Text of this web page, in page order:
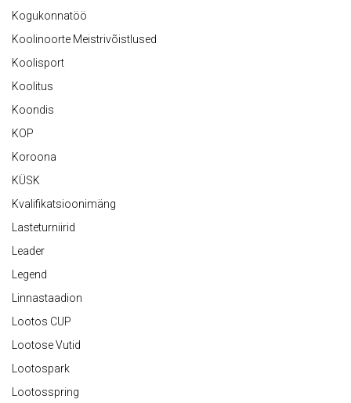
Kogukonnatöö
Koolinoorte Meistrivõistlused
Koolisport
Koolitus
Koondis
KOP
Koroona
KÜSK
Kvalifikatsioonimäng
Lasteturniirid
Leader
Legend
Linnastaadion
Lootos CUP
Lootose Vutid
Lootospark
Lootosspring